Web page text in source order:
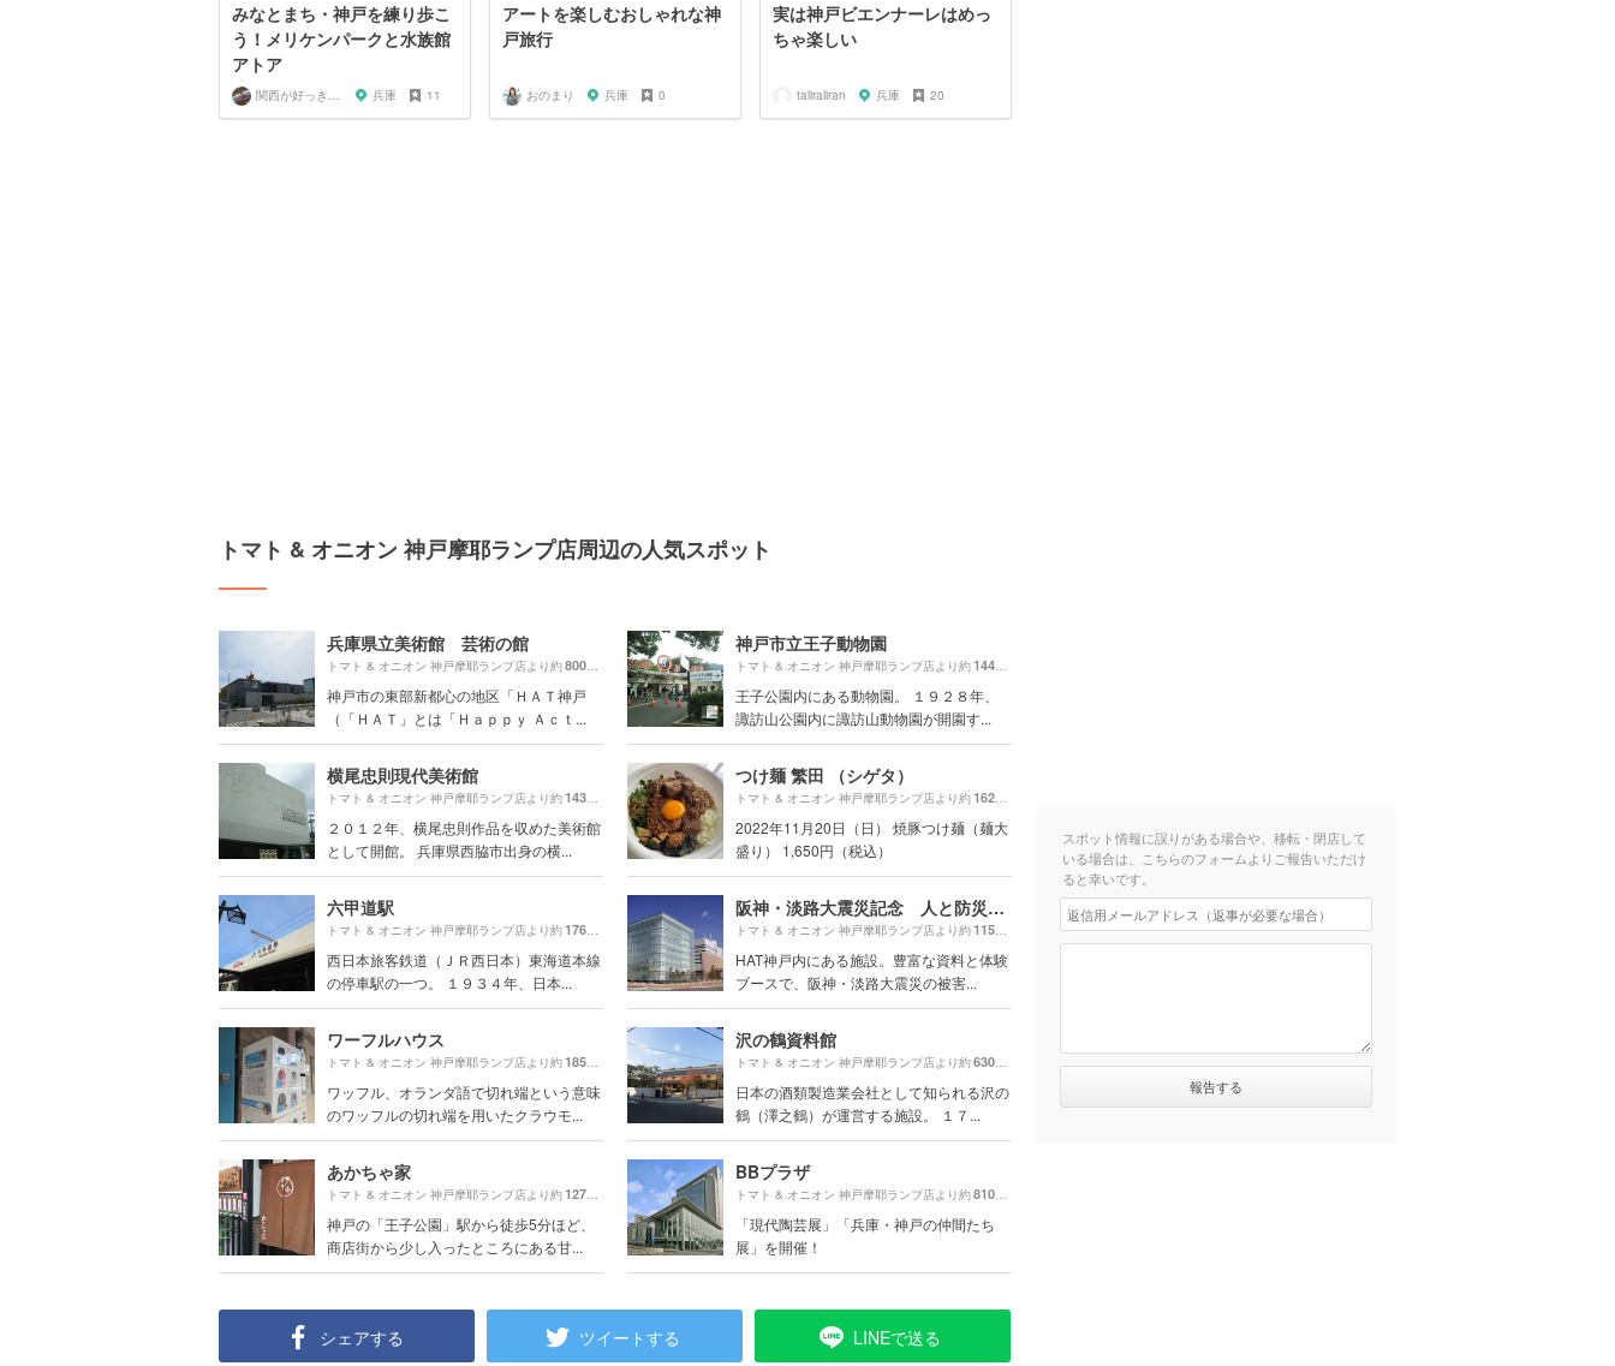
みなとまち・神戸を練り歩こ
う！メリケンパークと水族館
アトア
関西が好っきゃねん 兵庫 11
アートを楽しむおしゃれな神
戸旅行
おのまり 兵庫 0
実は神戸ビエンナーレはめっ
ちゃ楽しい
taliraliran 兵庫 20
トマト & オニオン 神戸摩耶ランプ店周辺の人気スポット
兵庫県立美術館 芸術の館
トマト & オニオン 神戸摩耶ランプ店より約800m （徒歩14分）
神戸市の東部新都心の地区「ＨＡＴ神戸
（「ＨＡＴ」とは「Ｈａｐｐｙ Ａｃｔ...
神戸市立王子動物園
トマト & オニオン 神戸摩耶ランプ店より約1440m
王子公園内にある動物園。 １９２８年、
諏訪山公園内に諏訪山動物園が開園す...
横尾忠則現代美術館
トマト & オニオン 神戸摩耶ランプ店より約1430m （徒歩24分）
２０１２年、横尾忠則作品を収めた美術館
として開館。 兵庫県西脇市出身の横...
つけ麺 繁田 （シゲタ）
トマト & オニオン 神戸摩耶ランプ店より約1620m
2022年11月20日（日） 焼豚つけ麺（麺大
盛り） 1,650円（税込）
六甲道駅
トマト & オニオン 神戸摩耶ランプ店より約1760m （徒歩30分）
西日本旅客鉄道（ＪＲ西日本）東海道本線
の停車駅の一つ。 １９３４年、日本...
阪神・淡路大震災記念 人と防災未来センター
トマト & オニオン 神戸摩耶ランプ店より約1150m （徒歩20分）
HAT神戸内にある施設。豊富な資料と体験
ブースで、阪神・淡路大震災の被害...
ワーフルハウス
トマト & オニオン 神戸摩耶ランプ店より約1850m （徒歩31分）
ワッフル、オランダ語で切れ端という意味
のワッフルの切れ端を用いたクラウモ...
沢の鶴資料館
トマト & オニオン 神戸摩耶ランプ店より約630m （徒歩11分）
日本の酒類製造業会社として知られる沢の
鶴（澤之鶴）が運営する施設。 １７...
あかちゃ家
トマト & オニオン 神戸摩耶ランプ店より約1270m （徒歩22分）
神戸の「王子公園」駅から徒歩5分ほど、
商店街から少し入ったところにある甘...
BBプラザ
トマト & オニオン 神戸摩耶ランプ店より約810m
「現代陶芸展」「兵庫・神戸の仲間たち
展」を開催！
シェアする ツイートする LINEで送る
スポット情報に誤りがある場合や、移転・閉店して
いる場合は、こちらのフォームよりご報告いただけ
ると幸いです。